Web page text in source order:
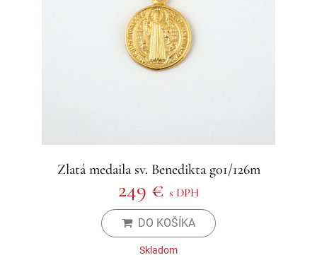
Zlatá medaila sv. Benedikta g01/126m
249 € s DPH
DO KOŠÍKA
Skladom